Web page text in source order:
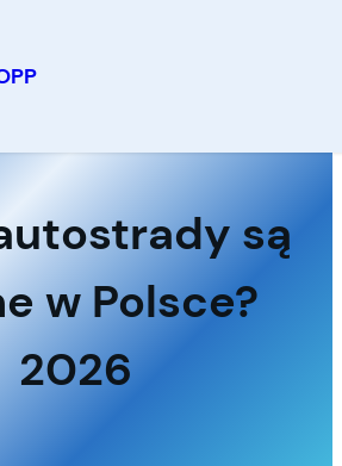
są
w Polsce?
2026